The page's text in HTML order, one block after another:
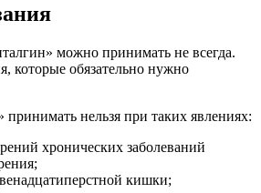
можно принимать не всегда.
которые обязательно нужно
нельзя при таких явлениях:
хронических заболеваний
кишки;